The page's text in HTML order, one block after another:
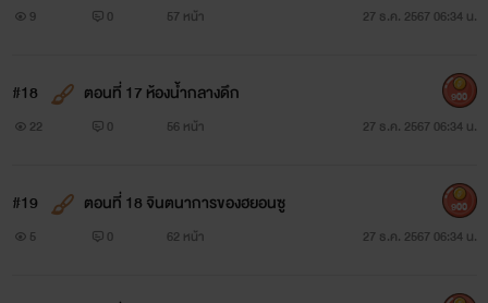
คุณ
9 0 57 หน้า 27 ธ.ค. 2567 06:34 น.
#18 ตอนที่ 17 ห้องน้ำกลางดึก
22 0 56 หน้า 27 ธ.ค. 2567 06:34 น.
900
#19 ตอนที่ 18 จินตนาการของฮยอนซู
5 0 62 หน้า 27 ธ.ค. 2567 06:34 น.
900